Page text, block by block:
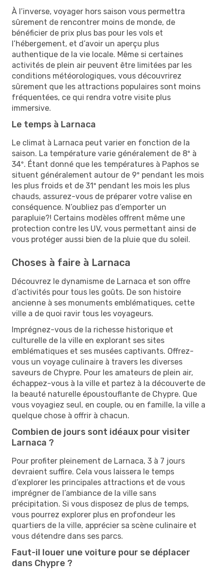
À l’inverse, voyager hors saison vous permettra
sûrement de rencontrer moins de monde, de
bénéficier de prix plus bas pour les vols et
l’hébergement, et d’avoir un aperçu plus
authentique de la vie locale. Même si certaines
activités de plein air peuvent être limitées par les
conditions météorologiques, vous découvrirez
sûrement que les attractions populaires sont moins
fréquentées, ce qui rendra votre visite plus
immersive.
Le temps à Larnaca
Le climat à Larnaca peut varier en fonction de la
saison. La température varie généralement de 8º à
34º. Étant donné que les températures à Paphos se
situent généralement autour de 9º pendant les mois
les plus froids et de 31º pendant les mois les plus
chauds, assurez-vous de préparer votre valise en
conséquence. N’oubliez pas d’emporter un
parapluie?! Certains modèles offrent même une
protection contre les UV, vous permettant ainsi de
vous protéger aussi bien de la pluie que du soleil.
Choses à faire à Larnaca
Découvrez le dynamisme de Larnaca et son offre
d’activités pour tous les goûts. De son histoire
ancienne à ses monuments emblématiques, cette
ville a de quoi ravir tous les voyageurs.
Imprégnez-vous de la richesse historique et
culturelle de la ville en explorant ses sites
emblématiques et ses musées captivants. Offrez-
vous un voyage culinaire à travers les diverses
saveurs de Chypre. Pour les amateurs de plein air,
échappez-vous à la ville et partez à la découverte de
la beauté naturelle époustouflante de Chypre. Que
vous voyagiez seul, en couple, ou en famille, la ville a
quelque chose à offrir à chacun.
Combien de jours sont idéaux pour visiter
Larnaca ?
Pour profiter pleinement de Larnaca, 3 à 7 jours
devraient suffire. Cela vous laissera le temps
d’explorer les principales attractions et de vous
imprégner de l’ambiance de la ville sans
précipitation. Si vous disposez de plus de temps,
vous pourrez explorer plus en profondeur les
quartiers de la ville, apprécier sa scène culinaire et
vous détendre dans ses parcs.
Faut-il louer une voiture pour se déplacer
dans Chypre ?